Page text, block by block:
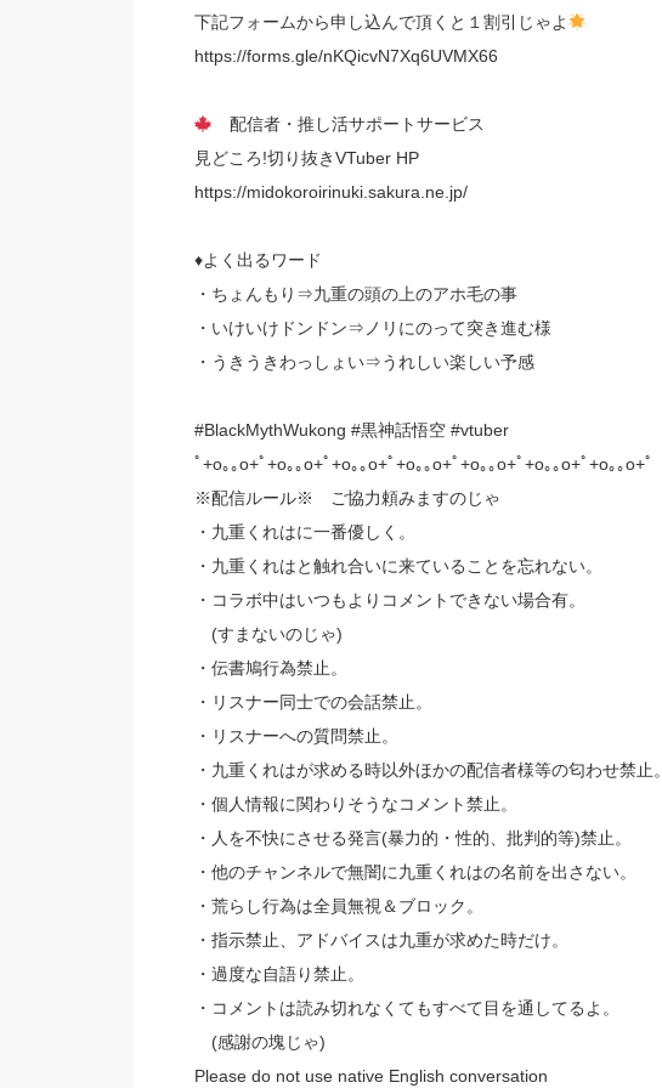
下記フォームから申し込んで頂くと１割引じゃよ
https://forms.gle/nKQicvN7Xq6UVMX66
配信者・推し活サポートサービス
見どころ!切り抜きVTuber HP
https://midokoroirinuki.sakura.ne.jp/
♦よく出るワード
・ちょんもり⇒九重の頭の上のアホ毛の事
・いけいけドンドン⇒ノリにのって突き進む様
・うきうきわっしょい⇒うれしい楽しい予感
#BlackMythWukong #黒神話悟空 #vtuber
ﾟ+o｡｡o+ﾟ+o｡｡o+ﾟ+o｡｡o+ﾟ+o｡｡o+ﾟ+o｡｡o+ﾟ+o｡｡o+ﾟ+o｡｡o+ﾟ
※配信ルール※ ご協力頼みますのじゃ
・九重くれはに一番優しく。
・九重くれはと触れ合いに来ていることを忘れない。
・コラボ中はいつもよりコメントできない場合有。
(すまないのじゃ)
・伝書鳩行為禁止。
・リスナー同士での会話禁止。
・リスナーへの質問禁止。
・九重くれはが求める時以外ほかの配信者様等の匂わせ禁止。
・個人情報に関わりそうなコメント禁止。
・人を不快にさせる発言(暴力的・性的、批判的等)禁止。
・他のチャンネルで無闇に九重くれはの名前を出さない。
・荒らし行為は全員無視＆ブロック。
・指示禁止、アドバイスは九重が求めた時だけ。
・過度な自語り禁止。
・コメントは読み切れなくてもすべて目を通してるよ。
(感謝の塊じゃ)
Please do not use native English conversation